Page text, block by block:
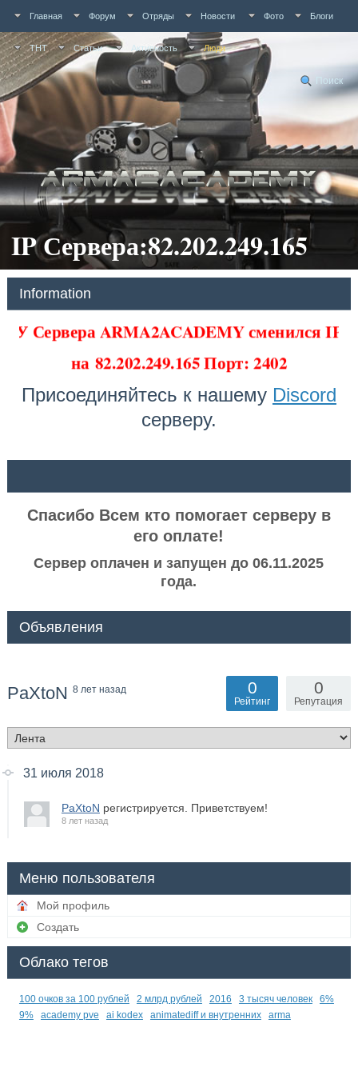
Главная Форум Отряды Новости Фото Блоги
ТНТ Статьи Активность Люди
Поиск
IP Сервера:82.202.249.165
Information
У Сервера ARMA2ACADEMY сменился IP
на82.202.249.165 Порт: 2402
Присоединяйтесь к нашему Discord
серверу.
Спасибо Всем кто помогает серверу в
его оплате!
Сервер оплачен и запущен до 06.11.2025
года.
Объявления
PaXtoN 8 лет назад 0
Репутация
0
Рейтинг
31 июля 2018
PaXtoN регистрируется. Приветствуем!
8 лет назад
Меню пользователя
Мой профиль
Создать
Облако тегов
100 очков за 100 рублей 2 млрд рублей 2016 3 тысяч человек
6%
9%
academy pve ai kodex animatediff и внутренних arma